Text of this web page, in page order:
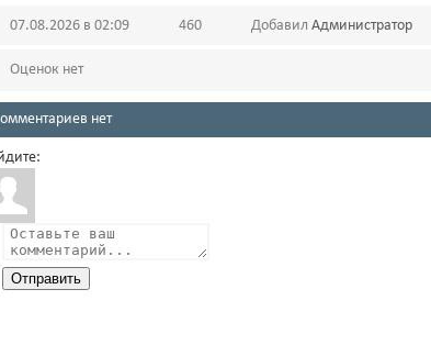
07.08.2026 в 02:09 460 Добавил Администратор
Оценок нет
нет
Отправить